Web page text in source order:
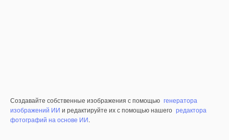
Создавайте собственные изображения с помощью генератора
изображений ИИ и редактируйте их с помощью нашего редактора
фотографий на основе ИИ.